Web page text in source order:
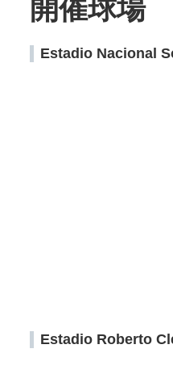
開催球場
Estadio Nacional
Estadio Roberto